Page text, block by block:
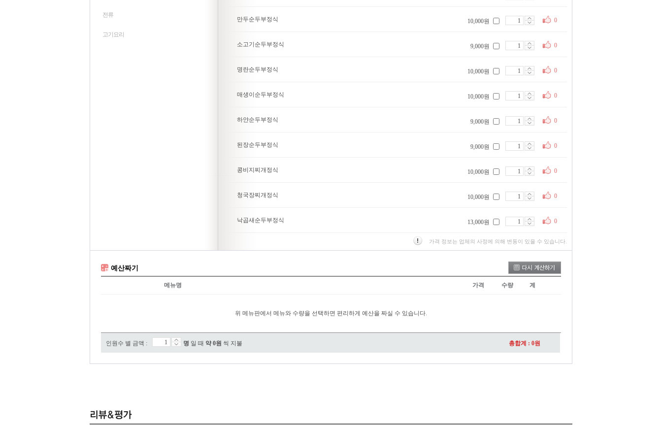
전류
고기요리
만두순두부정식 10,000원 0
소고기순두부정식 9,000원 0
명란순두부정식 10,000원 0
매생이순두부정식 10,000원 0
하얀순두부정식 9,000원 0
된장순두부정식 9,000원 0
콩비지찌개정식 10,000원 0
청국장찌개정식 10,000원 0
낙곱새순두부정식 13,000원 0
가격 정보는 업체의 사정에 의해 변동이 있을 수 있습니다.
예산짜기
메뉴명 가격 수량 계
위 메뉴판에서 메뉴와 수량을 선택하면 편리하게 예산을 짜실 수 있습니다.
인원수 별 금액 : 명 일 때 약0원 씩 지불 총합계 : 0원